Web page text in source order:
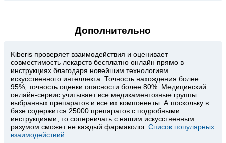
Дополнительно
Kiberis проверяет взаимодействия и оценивает
совместимость лекарств бесплатно онлайн прямо в
инструкциях благодаря новейшим технологиям
искусственного интеллекта. Точность нахождения более
95%, точность оценки опасности более 80%. Медицинский
онлайн-сервис учитывает все медикаментозные группы
выбранных препаратов и все их компоненты. А поскольку в
базе содержится 25000 препаратов с подробными
инструкциями, то соперничать с нашим искусственным
разумом сможет не каждый фармаколог.Список популярных
взаимодействий.